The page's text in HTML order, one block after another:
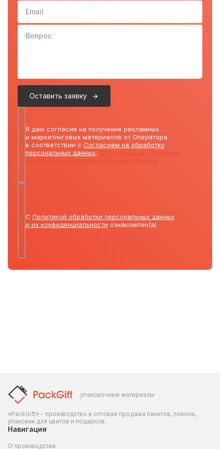
Email
Вопрос
Оставить заявку
Я даю согласие на получение рекламных
и маркетинговых материалов от Оператора
в соответствии с Согласием на обработку
персональных данных,
.
С Политикой обработки персональных данных
и их конфиденциальности ознакомлен(а)
упаковочные материалы
«PackGift» - производство и оптовая продажа пакетов, пленок,
упаковки для цветов и подарков.
Навигация
О производстве